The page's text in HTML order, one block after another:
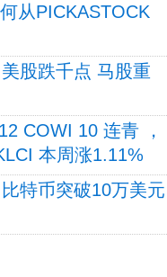
从PICKASTOCK
股跌千点 马股重
COWI 10 连青 ，
本周涨1.11%
特币突破10万美元